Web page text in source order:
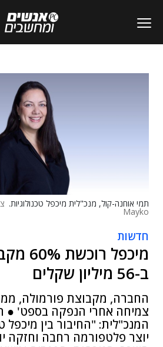
תמי אוחנה-קול, מנכ"לית מיכפל טכנולוגיות.
Mayko
חדשות
מיכפל
ב-56 מיליון שקלים
החברה, מקבוצת פורמולה,
צמיחה אחרי הנפקה בספט' ●
המנכ"לית: "החיבור בין מיכפל
יוצר פלטפורמה רחבה וחזקה